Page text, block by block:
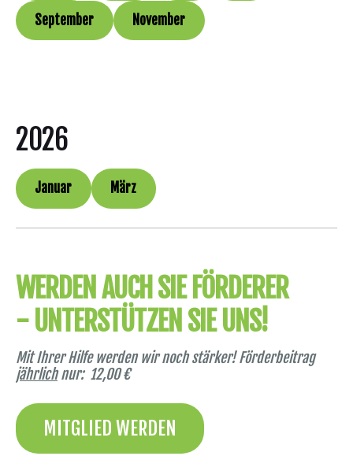
September November
2026
Januar März
WERDEN AUCH SIE FÖRDERER
- UNTERSTÜTZEN SIE UNS!
Mit Ihrer Hilfe werden wir noch stärker! Förderbeitrag
jährlichnur: 12,00 €
MITGLIED WERDEN